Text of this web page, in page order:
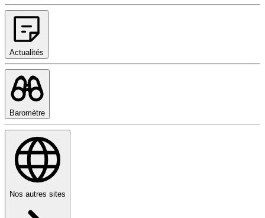
Actualités
Baromètre
Nos autres sites